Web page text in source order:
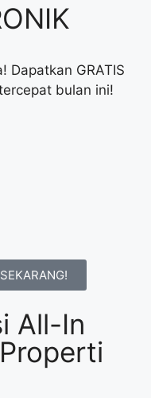
Dapatkan GRATIS
bulan ini!
All-In